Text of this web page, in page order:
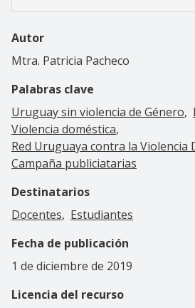
Autor
Mtra. Patricia Pacheco
Palabras clave
Uruguay sin violencia de Género
Violencia doméstica
Red Uruguaya contra la Violencia
Campaña publiciatarias
Destinatarios
Docentes
Estudiantes
Fecha de publicación
1 de diciembre de 2019
Licencia del recurso